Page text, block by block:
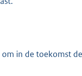
in de toekomst